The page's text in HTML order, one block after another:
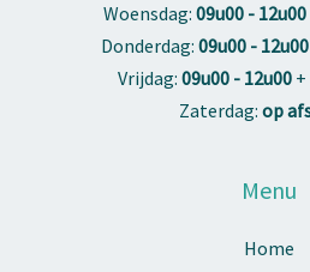
Woensdag: 09u00 - 12u00
Donderdag: 09u00 - 12u00
Vrijdag: 09u00 - 12u00 +
Zaterdag: op
Menu
Home